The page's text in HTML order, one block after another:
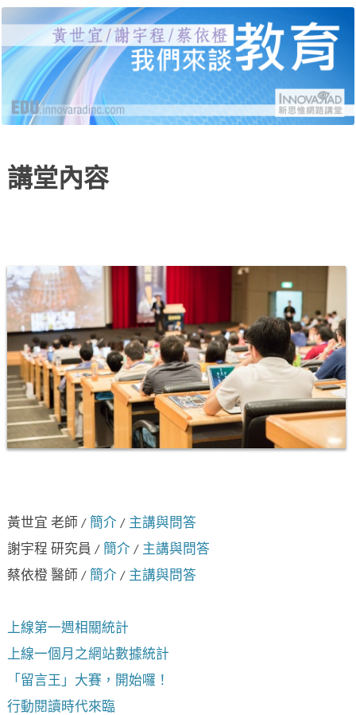
新思惟網路講堂：我們來
談教育
黃世宜老師、謝宇程研究員、蔡依橙醫師，分別
就受教育、自我教育、給教育三個面向，說明當
代的困境與解答，並有線上提問與回覆。
講堂內容
黃世宜 老師 / 簡介 / 主講與問答
謝宇程 研究員 / 簡介 / 主講與問答
蔡依橙 醫師 / 簡介 / 主講與問答
上線第一週相關統計
上線一個月之網站數據統計
「留言王」大賽，開始囉！
行動閱讀時代來臨